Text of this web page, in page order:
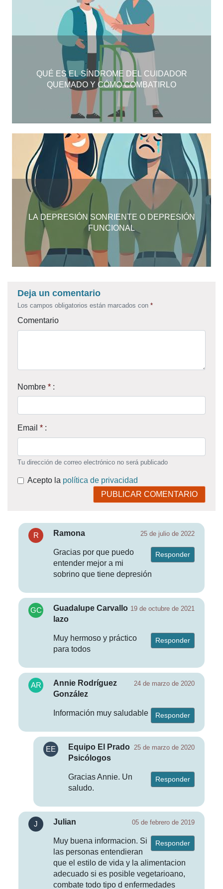
QUÉ ES EL SÍNDROME DEL CUIDADOR
QUEMADO Y CÓMO COMBATIRLO
LA DEPRESIÓN SONRIENTE O DEPRESIÓN
FUNCIONAL
Deja un comentario
Los campos obligatorios están marcados con *
Comentario
Nombre * :
Email * :
Tu dirección de correo electrónico no será publicado
Acepto la política de privacidad
PUBLICAR COMENTARIO
25 de julio de 2022
Ramona
Responder
Gracias por que puedo
entender mejor a mi
sobrino que tiene depresión
19 de octubre de 2021
Guadalupe Carvallo
lazo
Responder
Muy hermoso y práctico
para todos
24 de marzo de 2020
Annie Rodríguez
González
Responder
Información muy saludable
25 de marzo de 2020
Equipo El Prado
Psicólogos
Responder
Gracias Annie. Un
saludo.
05 de febrero de 2019
Julian
Responder
Muy buena informacion. Si
las personas entendieran
que el estilo de vida y la alimentacion
adecuado si es posible vegetarioano,
combate todo tipo d enfermedades